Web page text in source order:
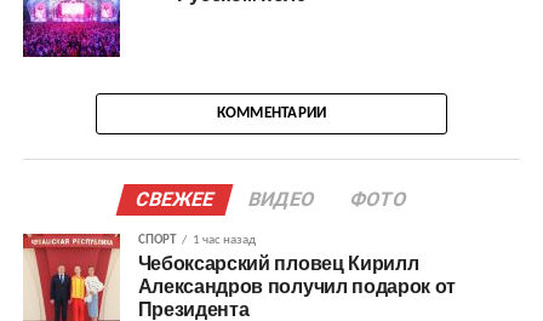
КОММЕНТАРИИ
СВЕЖЕЕ ВИДЕО ФОТО
СПОРТ 1 час назад
Чебоксарский пловец Кирилл
Александров получил подарок от
Президента